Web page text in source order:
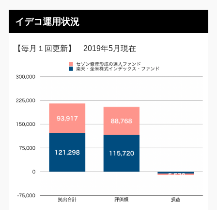
イデコ運用状況
【毎月１回更新】 2019年5月現在